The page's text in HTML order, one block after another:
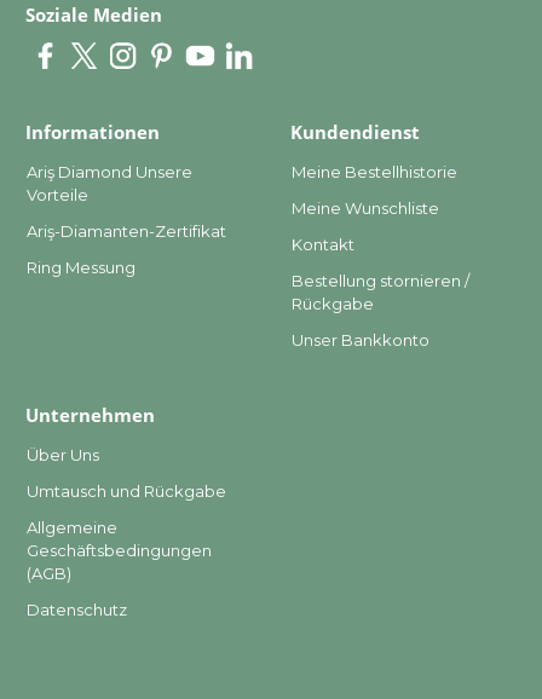
Soziale Medien
Informationen
Ariş Diamond Unsere
Vorteile
Ariş-Diamanten-Zertifikat
Ring Messung
Kundendienst
Meine Bestellhistorie
Meine Wunschliste
Kontakt
Bestellung stornieren /
Rückgabe
Unser Bankkonto
Unternehmen
Über Uns
Umtausch und Rückgabe
Allgemeine
Geschäftsbedingungen
(AGB)
Datenschutz